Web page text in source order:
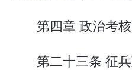
第四章 政治考核
第二十三条 征